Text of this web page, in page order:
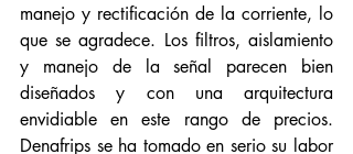
manejo y rectificación de la corriente, lo
que se agradece. Los filtros, aislamiento
y manejo de la señal parecen bien
diseñados y con una arquitectura
envidiable en este rango de precios.
Denafrips se ha tomado en serio su labor